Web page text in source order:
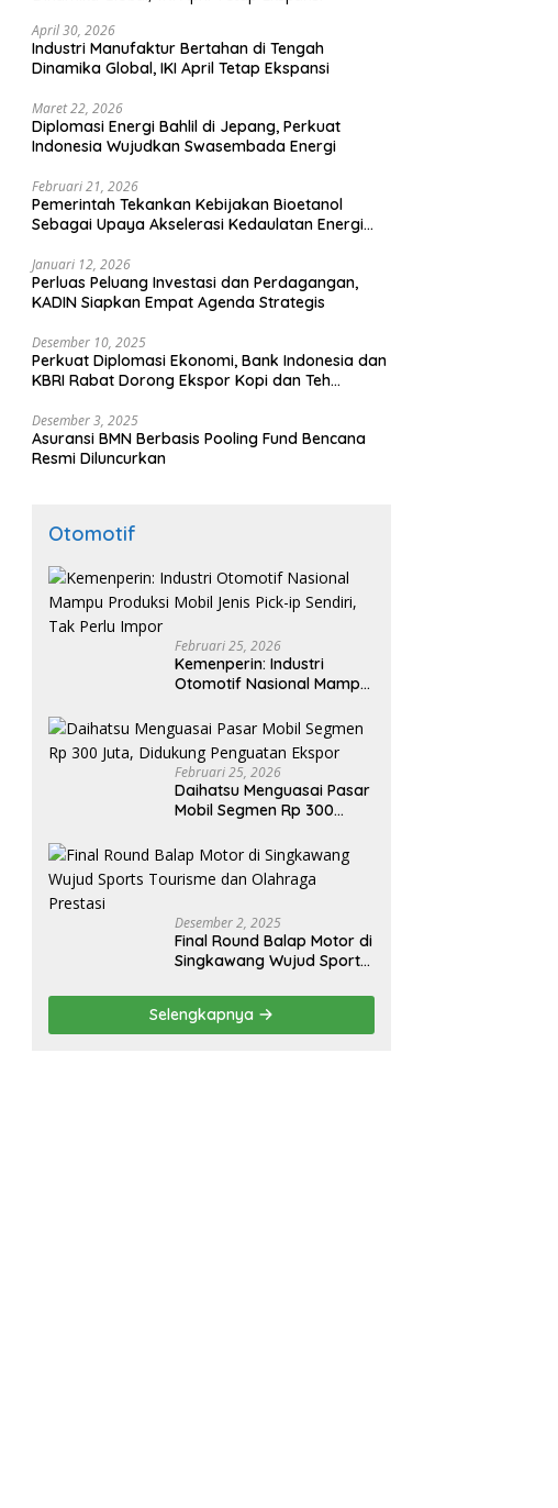
April 30, 2026
Industri Manufaktur Bertahan di Tengah
Dinamika Global, IKI April Tetap Ekspansi
Maret 22, 2026
Diplomasi Energi Bahlil di Jepang, Perkuat
Indonesia Wujudkan Swasembada Energi
Februari 21, 2026
Pemerintah Tekankan Kebijakan Bioetanol
Sebagai Upaya Akselerasi Kedaulatan Energi
Januari 12, 2026
Perluas Peluang Investasi dan Perdagangan,
KADIN Siapkan Empat Agenda Strategis
Desember 10, 2025
Perkuat Diplomasi Ekonomi, Bank Indonesia dan
KBRI Rabat Dorong Ekspor Kopi dan Teh
Desember 3, 2025
Asuransi BMN Berbasis Pooling Fund Bencana
Resmi Diluncurkan
Otomotif
Februari 25, 2026
Kemenperin: Industri
Otomotif Nasional Mampu
ip Sendiri, Tak Perlu Impor
Februari 25, 2026
Daihatsu Menguasai Pasar
Mobil Segmen Rp 300
Ekspor
Desember 2, 2025
Final Round Balap Motor di
Singkawang Wujud Sports
Prestasi
Selengkapnya